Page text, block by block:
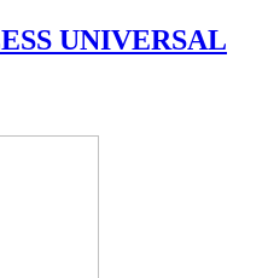
UNIVERSAL